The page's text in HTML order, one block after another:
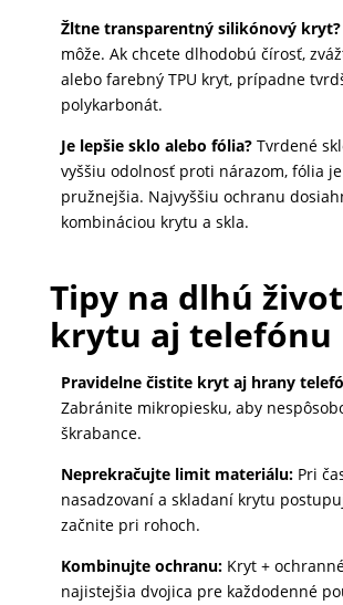
Žltne transparentný silikónový kryt?
môže. Ak chcete dlhodobú čírosť,
alebo farebný TPU kryt, prípadne
polykarbonát.
Je lepšie sklo alebo fólia?Tvrdené
vyššiu odolnosť proti nárazom, fólia
pružnejšia. Najvyššiu ochranu
kombináciou krytu a skla.
Tipy na dlhú
krytu aj telefónu
Pravidelne čistite kryt aj hrany
Zabránite mikropiesku, aby
škrabance.
Neprekračujte limit materiálu:Pri
nasadzovaní a skladaní krytu
začnite pri rohoch.
Kombinujte ochranu:Kryt +
najistejšia dvojica pre každodenné